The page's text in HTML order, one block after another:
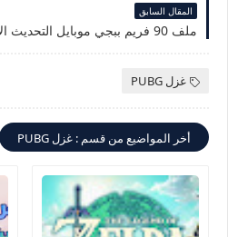
المقال السابق
ملف 90 فريم ببجي موبايل التحديث الأخير 1.9 pubg mobile
غزل PUBG
أخر المواضيع من قسم : غزل PUBG